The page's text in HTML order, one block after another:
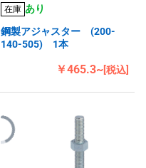
在庫 あり
鋼製アジャスター (200-
140-505) 1本
￥465.3~[税込]